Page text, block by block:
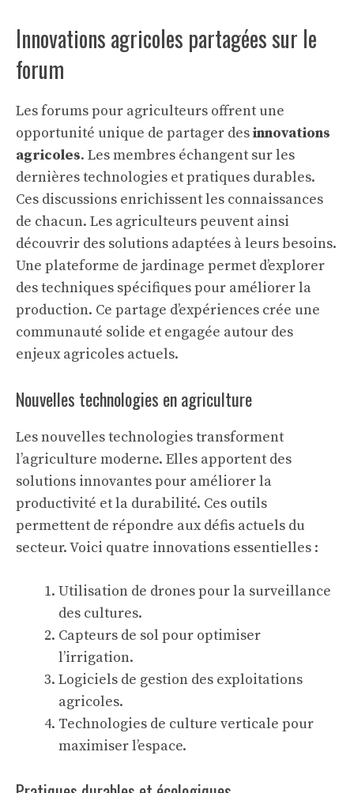
Innovations agricoles partagées sur le
forum
Les forums pour agriculteurs offrent une
opportunité unique de partager desinnovations
agricoles. Les membres échangent sur les
dernières technologies et pratiques durables.
Ces discussions enrichissent les connaissances
de chacun. Les agriculteurs peuvent ainsi
découvrir des solutions adaptées à leurs besoins.
Une plateforme de jardinage permet d’explorer
des techniques spécifiques pour améliorer la
production. Ce partage d’expériences crée une
communauté solide et engagée autour des
enjeux agricoles actuels.
Nouvelles technologies en agriculture
Les nouvelles technologies transforment
l’agriculture moderne. Elles apportent des
solutions innovantes pour améliorer la
productivité et la durabilité. Ces outils
permettent de répondre aux défis actuels du
secteur. Voici quatre innovations essentielles :
Utilisation de drones pour la surveillance
des cultures.
Capteurs de sol pour optimiser
l’irrigation.
Logiciels de gestion des exploitations
agricoles.
Technologies de culture verticale pour
maximiser l’espace.